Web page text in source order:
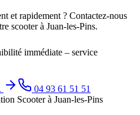
et rapidement ? Contactez-nous
scooter à Juan-les-Pins.
immédiate – service
04 93 61 51 51
Scooter à Juan-les-Pins